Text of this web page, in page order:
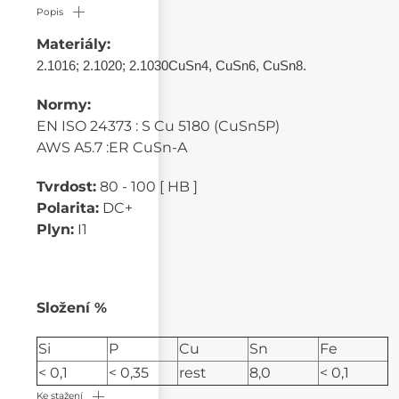
Popis
Materiály:
2.1016; 2.1020; 2.1030CuSn4, CuSn6, CuSn8.
Normy:
EN ISO 24373 : S Cu 5180 (CuSn5P)
AWS A5.7 :ER CuSn-A
Tvrdost: 80 - 100 [ HB ]
Polarita: DC+
Plyn: I1
Složení %
Si P Cu Sn
Fe
< 0,1
< 0,35 rest 8,0 < 0,1
Ke stažení